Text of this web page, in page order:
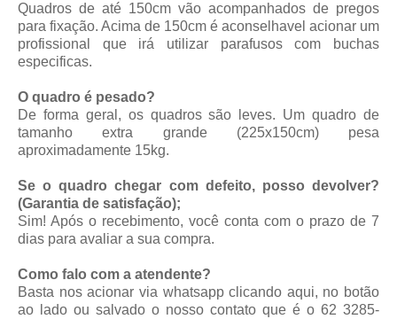
Quadros de até 150cm vão acompanhados de pregos
para fixação. Acima de 150cm é aconselhavel acionar um
profissional que irá utilizar parafusos com buchas
especificas.
O quadro é pesado?
De forma geral, os quadros são leves. Um quadro de
tamanho extra grande (225x150cm) pesa
aproximadamente 15kg.
Se o quadro chegar com defeito, posso devolver?
(Garantia de satisfação);
Sim! Após o recebimento, você conta com o prazo de 7
dias para avaliar a sua compra.
Como falo com a atendente?
Basta nos acionar via whatsappclicando aqui, no botão
ao lado ou salvado o nosso contato que é o 62 3285-